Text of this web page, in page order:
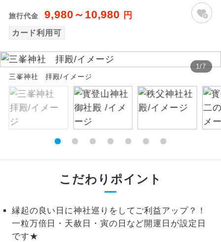
旅行代金 9,980～10,980 円
カード利用可
1/7
三峯神社 拝殿/イメージ
こだわりポイント
縁起の良い日に神社巡りをしてご利益アップ？！
一粒万倍日・天赦日・寅の日など開運日が設定日
です★
世界遺産
絶景 絶景スポットに立ち寄るコースです。
温泉 温泉地にも宿泊するコースです。
ご宿泊ホテルに露天風呂が付いていま
す。
全食事付き
全てのお食事が付いていますので、お食
事の心配はいりません。（機内食を除
お部屋食
お部屋にてゆっくりとお召し上がりいた
だけます。